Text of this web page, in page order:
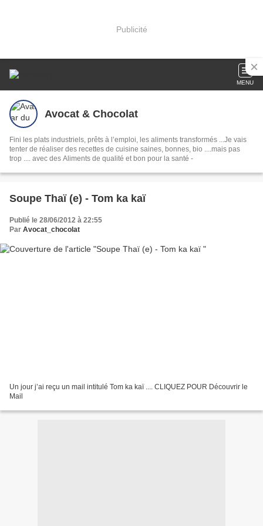
Publicité
MENU
Avocat & Chocolat
Fini les plats industriels, prêts à l’emploi, les aliments transformés ...Je vais
tenter de réaliser des recettes de cuisine saines, bonnes, bio ....mais pas
trop .... avec des Aliments de qualité et bon pour la santé -
Soupe Thaï (e) - Tom ka kaï
Publié le 28/06/2012 à 22:55
Par Avocat_chocolat
Un jour j’ai reçu un mail intitulé Tom ka kaï .... CLIQUEZ POUR Découvrir le
Mail